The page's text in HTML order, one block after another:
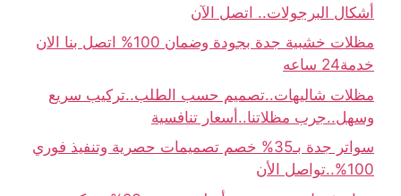
أشكال البرجولات.. اتصل الآن
مظلات خشبية جدة بجودة وضمان 100% اتصل بنا الان
خدمة24 ساعه
مظلات شاليهات..تصميم حسب الطلب..تركيب سريع
وسهل..جرب مظلاتنا..أسعار تنافسية
سواتر جدة بـ35% خصم تصميمات حصرية وتنفيذ فوري
100%..تواصل الأن